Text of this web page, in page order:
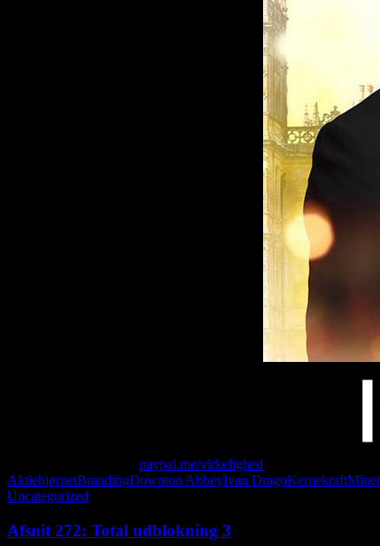
paypal.me/virkelighed
AktiehjørnetBrandingDownton AbbeyIvan DragoKernekraftMiner
Uncategorized
Afsnit 272: Total udblokning 3